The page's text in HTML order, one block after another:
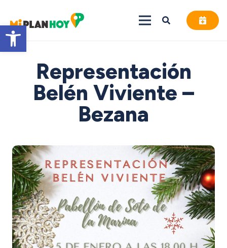
Abrir barra de herramientas
Representación
Belén Viviente –
Bezana